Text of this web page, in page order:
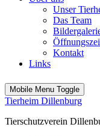
Unser
Das Team
Kontakt
Links
Mobile Menu Toggle
Tierheim Dillenburg
Tierschutzverein